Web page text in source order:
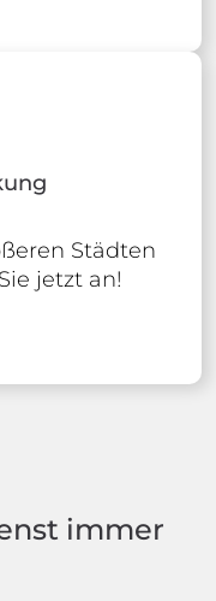
Städten
jetzt an!
immer